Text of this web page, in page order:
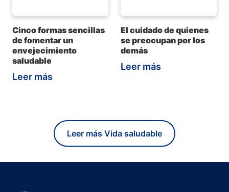
Cinco formas sencillas
de fomentar un
envejecimiento
saludable
Leer más
El cuidado de quienes
se preocupan por los
demás
Leer más
Leer más Vida saludable